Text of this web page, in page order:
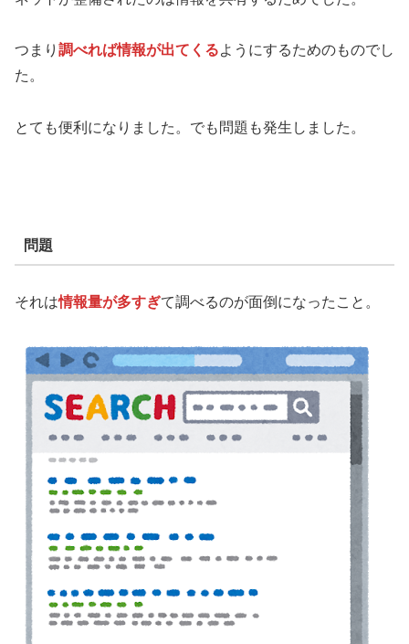
つまり 調べれば情報が出てくるようにするためのものでし
た。
とても便利になりました。でも問題も発生しました。
問題
それは情報量が多すぎて調べるのが面倒になったこと。